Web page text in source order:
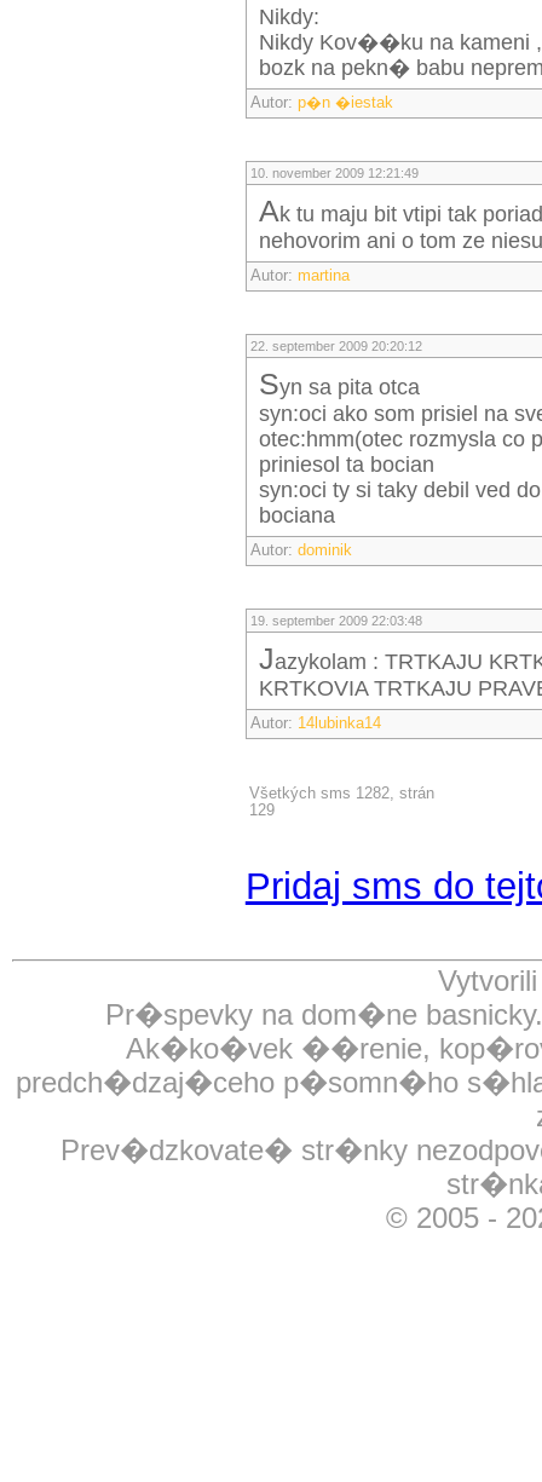
Nikdy:
Nikdy Kov��ku na kameni ,
bozk na pekn� babu
Autor: p�n �iestak
10. november 2009 12:21:49
ak tu maju bit vtipi tak
nehovorim ani o tom ze
Autor: martina
22. september 2009 20:20:12
syn sa pita otca
syn:oci ako som prisiel na
otec:hmm(otec rozmysla co
priniesol ta bocian
syn:oci ty si taky debil ved
bociana
Autor: dominik
19. september 2009 22:03:48
jazykolam : TRTKAJU
KRTKOVIA TRTKAJU
Autor: 14lubinka14
Všetkých sms 1282, strán
129
Pridaj sms do
Pr�spevky na dom�ne
Ak�ko�vek ��renie,
predch�dzaj�ceho p�somn�ho
Prev�dzkovate� str�nky
© 2005 -